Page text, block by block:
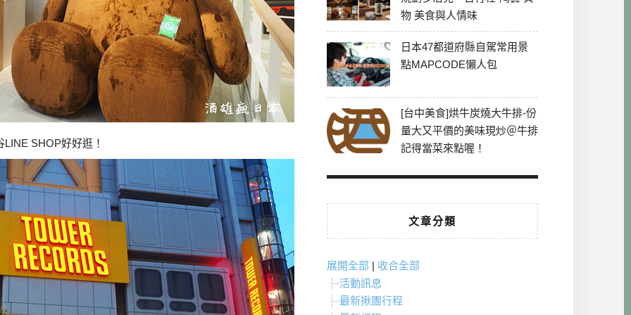
SHOP好好逛！
物 美食與人情味
日本47都道府縣自駕常用景
點MAPCODE懶人包
[台中美食]烘牛炭燒大牛排-份
量大又平價的美味現炒＠牛排
記得當菜來點喔！
文章分類
展開全部 | 收合全部
活動訊息
最新揪團行程